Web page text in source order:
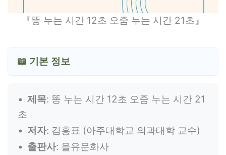
『똥 누는 시간 12초 오줌 누는 시간 21초』
📖 기본 정보
제목: 똥 누는 시간 12초 오줌 누는 시간 21
초
저자: 김홍표 (아주대학교 의과대학 교수)
출판사: 을유문화사